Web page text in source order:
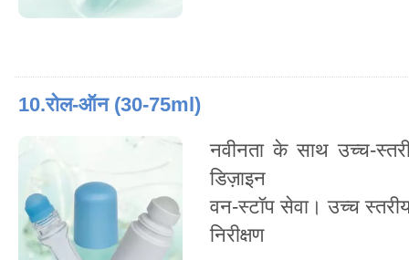
10.रोल-ऑन (30-75ml)
नवीनता के साथ उच्च-
डिज़ाइन
वन-स्टॉप सेवा। उच्च
निरीक्षण